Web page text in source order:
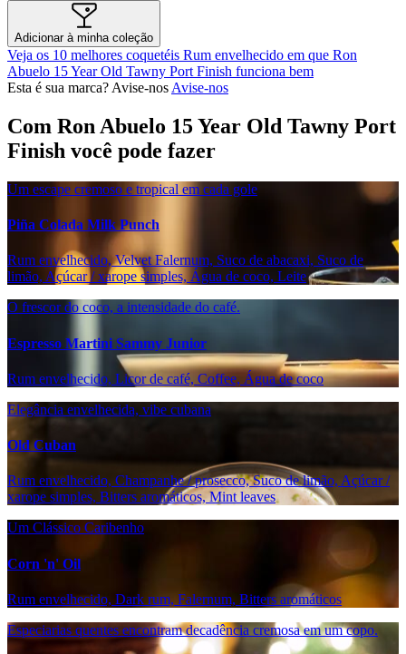
Adicionar à minha coleção
Veja os 10 melhores coquetéis Rum envelhecido em que Ron
Abuelo 15 Year Old Tawny Port Finish funciona bem
Esta é sua marca? Avise-nos Avise-nos
Com Ron Abuelo 15 Year Old Tawny Port
Finish você pode fazer
Um escape cremoso e tropical em cada gole
Piña Colada Milk Punch
Rum envelhecido, Velvet Falernum, Suco de abacaxi, Suco de
limão, Açúcar / xarope simples, Água de coco, Leite
O frescor do coco, a intensidade do café.
Espresso Martini Sammy Junior
Rum envelhecido, Licor de café, Coffee, Água de coco
Elegância envelhecida, vibe cubana
Old Cuban
Rum envelhecido, Champanhe / prosecco, Suco de limão, Açúcar /
xarope simples, Bitters aromáticos, Mint leaves
Um Clássico Caribenho
Corn 'n' Oil
Rum envelhecido, Dark rum, Falernum, Bitters aromáticos
Especiarias quentes encontram decadência cremosa em um copo.